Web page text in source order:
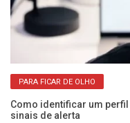
PARA FICAR DE OLHO
Como identificar um
sinais de alerta